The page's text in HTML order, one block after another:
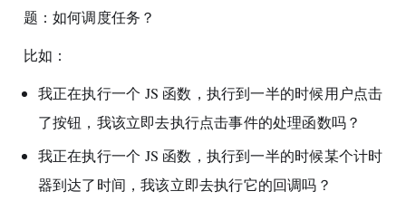
题：如何调度任务？
比如：
我正在执行一个 JS 函数，执行到一半的时候用户点击
了按钮，我该立即去执行点击事件的处理函数吗？
我正在执行一个 JS 函数，执行到一半的时候某个计时
器到达了时间，我该立即去执行它的回调吗？